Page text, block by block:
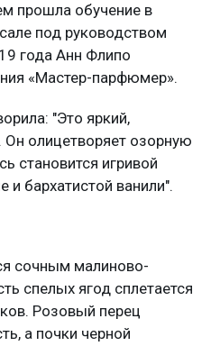
прошла обучение в
под руководством
года Анн Флипо
«Мастер-парфюмер».
"Это яркий,
олицетворяет озорную
становится игривой
и бархатистой ванили".
сочным малиново-
спелых ягод сплетается
Розовый перец
а почки черной